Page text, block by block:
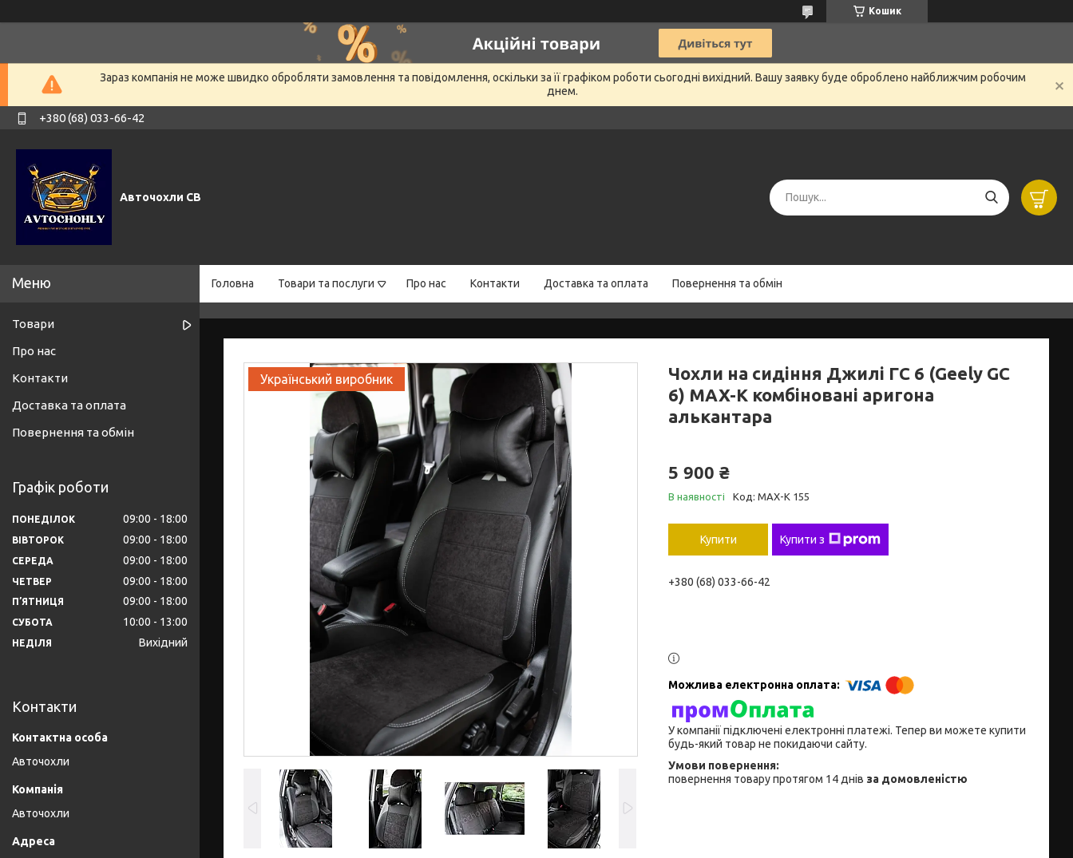
Кошик
Зараз компанія не може швидко обробляти замовлення та повідомлення, оскільки за її графіком роботи сьогодні вихідний. Вашу заявку буде оброблено найближчим робочим
днем.
+380 (68) 033-66-42
Авточохли СВ
Головна Товари та послуги Про нас Контакти Доставка та оплата Повернення та обмін
Український виробник
Чохли на сидіння Джилі ГС 6 (Geely GC
6) MAX-K комбіновані аригона
алькантара
5 900 ₴
В наявності Код: MAX-K 155
Купити Купити з
+380 (68) 033-66-42
У компанії підключені електронні платежі. Тепер ви можете купити
будь-який товар не покидаючи сайту.
повернення товару протягом 14 днів за домовленістю
Товари
Про нас
Контакти
Доставка та оплата
Повернення та обмін
Графік роботи
ПОНЕДІЛОК 09:00 18:00
ВІВТОРОК 09:00 18:00
СЕРЕДА 09:00 18:00
ЧЕТВЕР 09:00 18:00
ПʼЯТНИЦЯ 09:00 18:00
СУБОТА 10:00 13:00
НЕДІЛЯ Вихідний
Контакти
Авточохли
Авточохли